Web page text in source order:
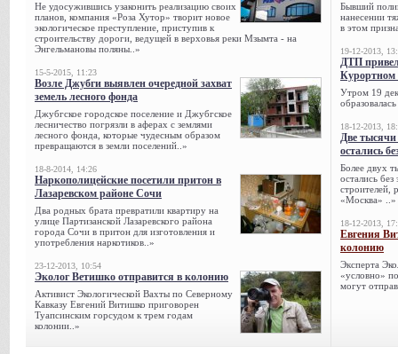
Не удосужившись узаконить реализацию своих
планов, компания «Роза Хутор» творит новое
экологическое преступление, приступив к
строительству дороги, ведущей в верховья реки Мзымта - на
Энгельмановы поляны..»
15-5-2015, 11:23
Возле Джубги выявлен очередной захват
земель лесного фонда
Джубгское городское поселение и Джубгское
лесничество погрязли в аферах с землями
лесного фонда, которые чудесным образом
превращаются в земли поселений..»
18-8-2014, 14:26
Наркополицейские посетили притон в
Лазаревском районе Сочи
Два родных брата превратили квартиру на
улице Партизанской Лазаревского района
города Сочи в притон для изготовления и
употребления наркотиков..»
23-12-2013, 10:54
Эколог Ветишко отправится в колонию
Активист Экологической Вахты по Северному
Кавказу Евгений Витишко приговорен
Туапсинским горсудом к трем годам
колонии..»
Бывший
нанесении
в этом
19-12-2013,
ДТП
Курортном
Утром 19
18-12-2013,
Две
остались
Более двух
остались
строителей,
«Москва» ..»
18-12-2013,
Евгения
колонию
Эксперта
«условно»
могут